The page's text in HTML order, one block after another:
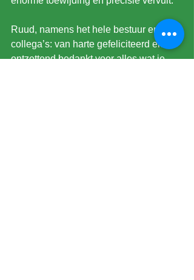
Ruud, namens het hele bestuur en al je
collega’s: van harte gefeliciteerd en
ontzettend bedankt voor alles wat je